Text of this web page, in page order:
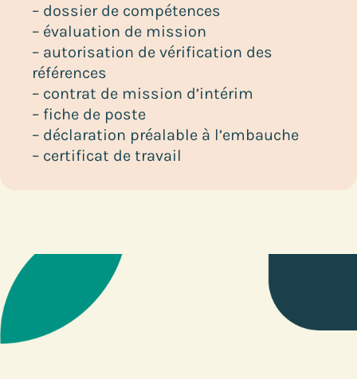
– dossier de compétences
– évaluation de mission
– autorisation de vérification des
références
– contrat de mission d’intérim
– fiche de poste
– déclaration préalable à l’embauche
– certificat de travail